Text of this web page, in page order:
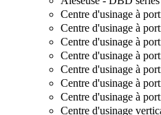
Centre d'usinage à
Centre d'usinage à
Centre d'usinage à
Centre d'usinage à
Centre d'usinage à
Centre d'usinage à
Centre d'usinage à
Centre d'usinage